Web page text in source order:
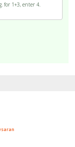
for 1+3, enter 4.